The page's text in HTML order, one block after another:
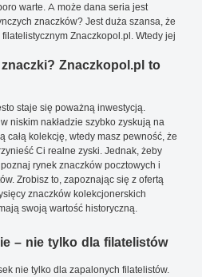
warte. A może dana seria jest
znaczków? Jest duża szansa, że
Znaczkopol.pl. Wtedy jej
Znaczkopol.pl to
staje się poważną inwestycją.
niskim nakładzie szybko zyskują na
całą kolekcję, wtedy masz pewność, że
Ci realne zyski. Jednak, żeby
rynek znaczków pocztowych i
Zrobisz to, zapoznając się z ofertą
znaczków kolekcjonerskich
swoją wartość historyczną.
– nie tylko dla filatelistów
nie tylko dla zapalonych filatelistów.